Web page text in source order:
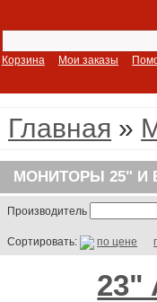
Корзина Мои заказы
Главная »
МОНИТОРЫ 25"
Производитель
Сортировать: по цене
23"